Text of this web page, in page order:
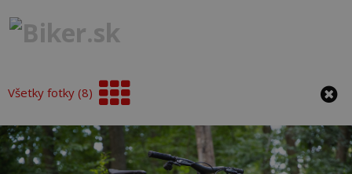
Všetky fotky (8)